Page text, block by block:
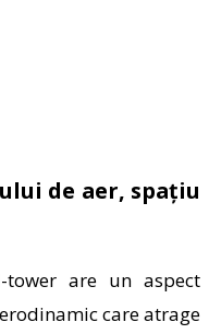
de aer, spațiu
tower are un aspect
care atrage